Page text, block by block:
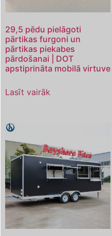
29,5 pēdu pielāgoti
pārtikas furgoni un
pārtikas piekabes
pārdošanai | DOT
apstiprināta mobilā virtuve
Lasīt vairāk